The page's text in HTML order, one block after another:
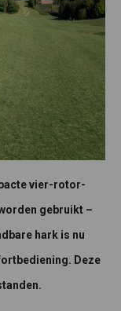
vier-rotor-
gebruikt –
hark is nu
Deze